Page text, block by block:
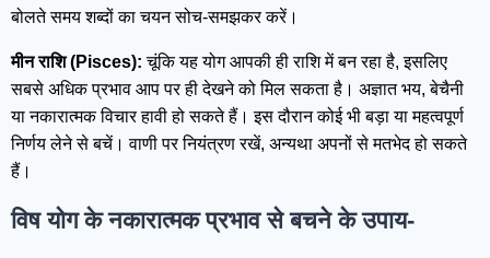
बोलते समय शब्दों का चयन सोच-समझकर करें।
मीन राशि (Pisces): चूंकि यह योग आपकी ही राशि में बन रहा है, इसलिए
सबसे अधिक प्रभाव आप पर ही देखने को मिल सकता है। अज्ञात भय, बेचैनी
या नकारात्मक विचार हावी हो सकते हैं। इस दौरान कोई भी बड़ा या महत्वपूर्ण
निर्णय लेने से बचें। वाणी पर नियंत्रण रखें, अन्यथा अपनों से मतभेद हो सकते
हैं।
विष योग के नकारात्मक प्रभाव से बचने के उपाय-